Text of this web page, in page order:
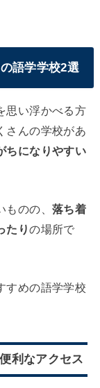
語学学校2選
思い浮かべる方
さんの学校があ
ちになりやすい
のの、 落ち着
たりの場所で
すめの語学学校
利なアクセス